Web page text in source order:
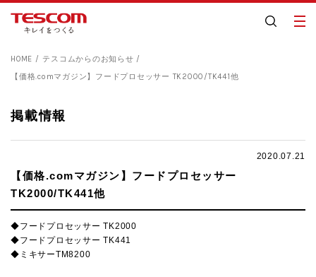
HOME
テスコムからのお知らせ
【価格.comマガジン】フードプロセッサー TK2000/TK441他
掲載情報
2020.07.21
【価格.comマガジン】フードプロセッサー
TK2000/TK441他
◆フードプロセッサー TK2000
◆フードプロセッサー TK441
◆ミキサーTM8200